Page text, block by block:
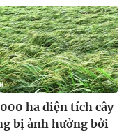
ha diện tích cây
bị ảnh hưởng bởi